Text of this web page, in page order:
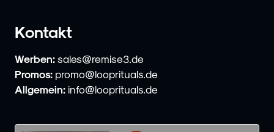
Kontakt
Werben: sales@remise3.de
Promos: promo@looprituals.de
Allgemein: info@looprituals.de